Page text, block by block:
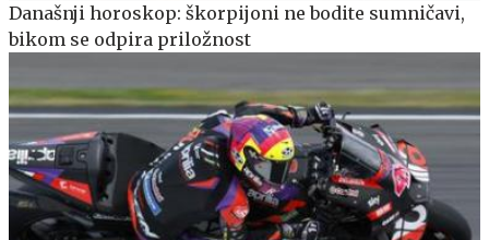
Današnji horoskop: škorpijoni ne bodite sumničavi,
bikom se odpira priložnost